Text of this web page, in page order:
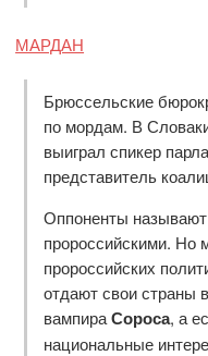
МАРДАН
Брюссельские
по мордам. В
выиграл спикер
представитель
Оппоненты
пророссийскими. Но
пророссийских
отдают свои страны
вампираСороса, а
национальные